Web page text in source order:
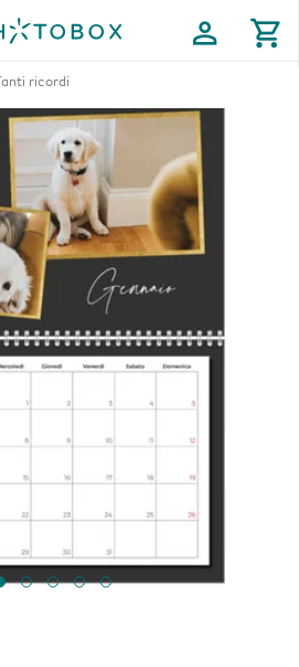
profile shopping_cart
ricordi